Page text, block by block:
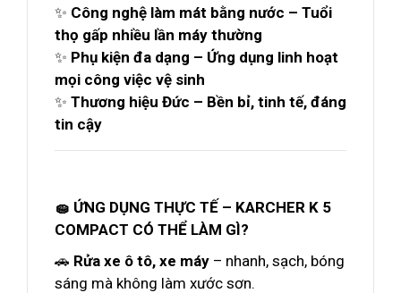
✨ Công nghệ làm mát bằng nước – Tuổi
thọ gấp nhiều lần máy thường
✨ Phụ kiện đa dạng – Ứng dụng linh hoạt
mọi công việc vệ sinh
✨ Thương hiệu Đức – Bền bỉ, tinh tế, đáng
tin cậy
🧽 ỨNG DỤNG THỰC TẾ – KARCHER K 5
COMPACT CÓ THỂ LÀM GÌ?
🚗 Rửa xe ô tô, xe máy – nhanh, sạch, bóng
sáng mà không làm xước sơn.